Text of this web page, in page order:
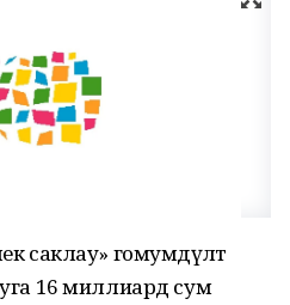
саклау» гомумдәүләт
16 миллиард сум